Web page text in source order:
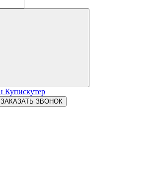
ЗАКАЗАТЬ ЗВОНОК